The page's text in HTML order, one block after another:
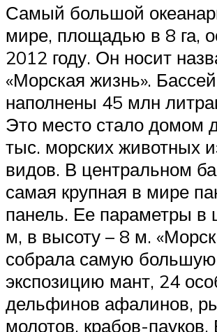
Самый большой
мире, площадью в 8 га,
2012 году. Он носит
«Морская жизнь».
наполнены 45 млн
Это место стало домом
тыс. морских животных
видов. В центральном
самая крупная в мире
панель. Ее параметры в
м, в высоту – 8 м.
собрала самую
экспозицию мант, 24
дельфинов афалинов,
молотов, крабов-пауков.